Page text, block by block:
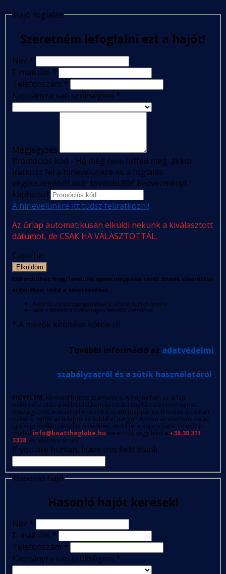
Hajó foglalás
Szeretném lefoglalni ezt a hajót!
Név *
E-mail cím *
Telefonszám *
Kapitányra van szükségem *
Megjegyzés
Promóciós kód - Ha még nem tetted meg, akkor
iratkozz fel a hírlevelünkre és a foglalás
végösszegéből akár további 80€ kedvezményt
kaphatsz!
A hírlevelünkre itt tudsz feliratkozni!
Az űrlap automatikusan elküldi nekünk a kiválasztott
dátumot, de CSAK HA VÁLASZTOTTÁL.
Captcha
Elküldöm
Előfordulhat, hogy levelünk spam mappába kerül. Ennek elkerülése
érdekében, tedd a következőket:
Kattints a jobb egérgombbal a tőlünk kapott levélre
Add a feladót a biztonságos feladók listájához
* A mezők kitöltése kötelező
További információ az adatvédelmi
szabályzatról és a sütik használatáról.
FIGYELEM: Kérésed fontos számunkra. Amennyiben az űrlap
beküldése után a weboldal nem kerül átirányításra és nem kapsz
visszaigazoló e-mailt (ellenőrizd a spam mappát is), frissítsd az oldalt,
töltsd ki ismét az űrlapot és küldd el megint! Abban az esetben, ha az
újbóli próbálkozásod is sikertelen, vedd fel a kapcsolatot velünk e-
mailen info@boattheglobe.hu keresztül, vagy hívd a +36 30 311
3328-as telefonszámot.
If you are human, leave this field blank.
Hasonló hajó
Hasonló hajót keresek!
Név *
E-mail cím *
Telefonszám *
Kapitányra van szükségem *